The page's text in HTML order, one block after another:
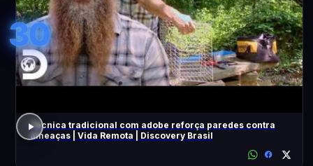
30
Técnica tradicional com adobe reforça paredes contra
ameaças | Vida Remota | Discovery Brasil